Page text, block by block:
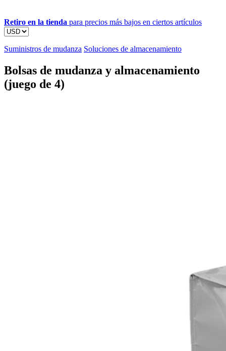
Retiro en la tienda para precios más bajos en ciertos artículos
Suministros de mudanza Soluciones de almacenamiento
Bolsas de mudanza y almacenamiento
(juego de 4)